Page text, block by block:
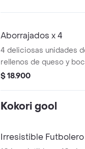
Aborrajados x 4
4 deliciosas unidades
rellenos de queso y
$ 18.900
Kokori gool
Irresistible Futbolero